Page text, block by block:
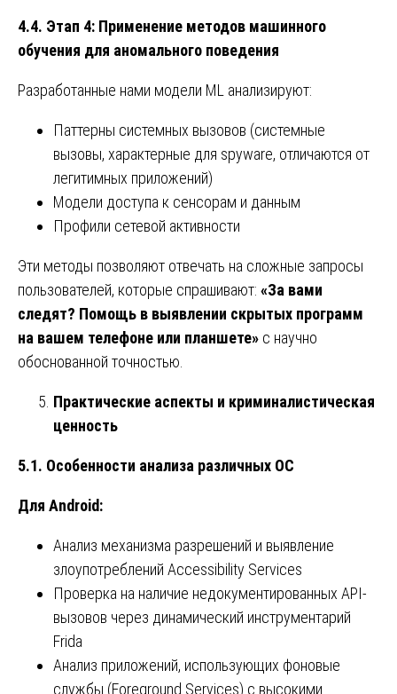
4.4. Этап 4: Применение методов машинного
обучения для аномального поведения
Разработанные нами модели ML анализируют:
Паттерны системных вызовов (системные
вызовы, характерные для spyware, отличаются от
легитимных приложений)
Модели доступа к сенсорам и данным
Профили сетевой активности
Эти методы позволяют отвечать на сложные запросы
пользователей, которые спрашивают: «За вами
следят? Помощь в выявлении скрытых программ
на вашем телефоне или планшете» с научно
обоснованной точностью.
Практические аспекты и криминалистическая
ценность
5.1. Особенности анализа различных ОС
Для Android:
Анализ механизма разрешений и выявление
злоупотреблений Accessibility Services
Проверка на наличие недокументированных API-
вызовов через динамический инструментарий
Frida
Анализ приложений, использующих фоновые
службы (Foreground Services) с высокими